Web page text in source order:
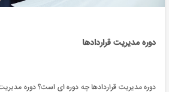
دوره مدیریت قراردادها